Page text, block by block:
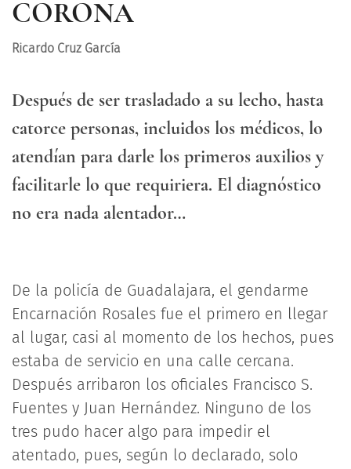
CORONA
Ricardo Cruz García
Después de ser trasladado a su lecho, hasta
catorce personas, incluidos los médicos, lo
atendían para darle los primeros auxilios y
facilitarle lo que requiriera. El diagnóstico
no era nada alentador…
De la policía de Guadalajara, el gendarme
Encarnación Rosales fue el primero en llegar
al lugar, casi al momento de los hechos, pues
estaba de servicio en una calle cercana.
Después arribaron los oficiales Francisco S.
Fuentes y Juan Hernández. Ninguno de los
tres pudo hacer algo para impedir el
atentado, pues, según lo declarado, solo